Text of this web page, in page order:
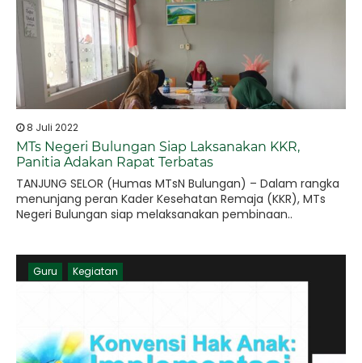
8 Juli 2022
MTs Negeri Bulungan Siap Laksanakan KKR,
Panitia Adakan Rapat Terbatas
TANJUNG SELOR (Humas MTsN Bulungan) – Dalam rangka
menunjang peran Kader Kesehatan Remaja (KKR), MTs
Negeri Bulungan siap melaksanakan pembinaan..
Guru Kegiatan